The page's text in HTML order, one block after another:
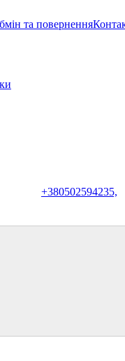
та повернення
+380502594235,